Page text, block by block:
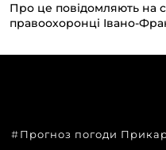
Про це повідомляють на
правоохоронці Івано-
Прогноз погоди